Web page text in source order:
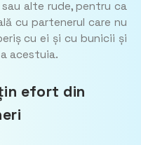
alte rude, pentru ca
cu partenerul care nu
cu ei și cu bunicii și
acestuia.
efort din